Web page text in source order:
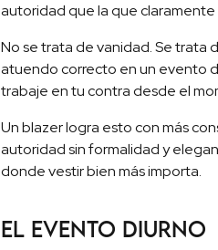
autoridad que la que claramente
No se trata de vanidad. Se trata
atuendo correcto en un evento
trabaje en tu contra desde el
Un blazer logra esto con más
autoridad sin formalidad y
donde vestir bien más importa.
El evento diurno